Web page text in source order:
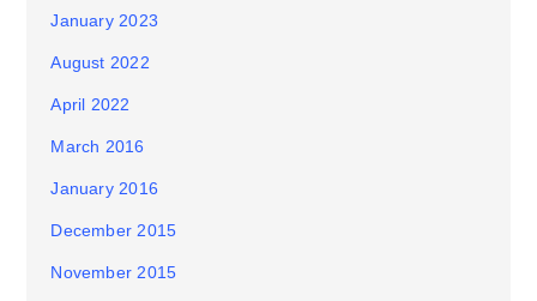
January 2023
August 2022
April 2022
March 2016
January 2016
December 2015
November 2015